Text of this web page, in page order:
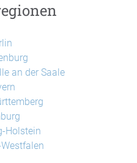
an der Saale
Holstein